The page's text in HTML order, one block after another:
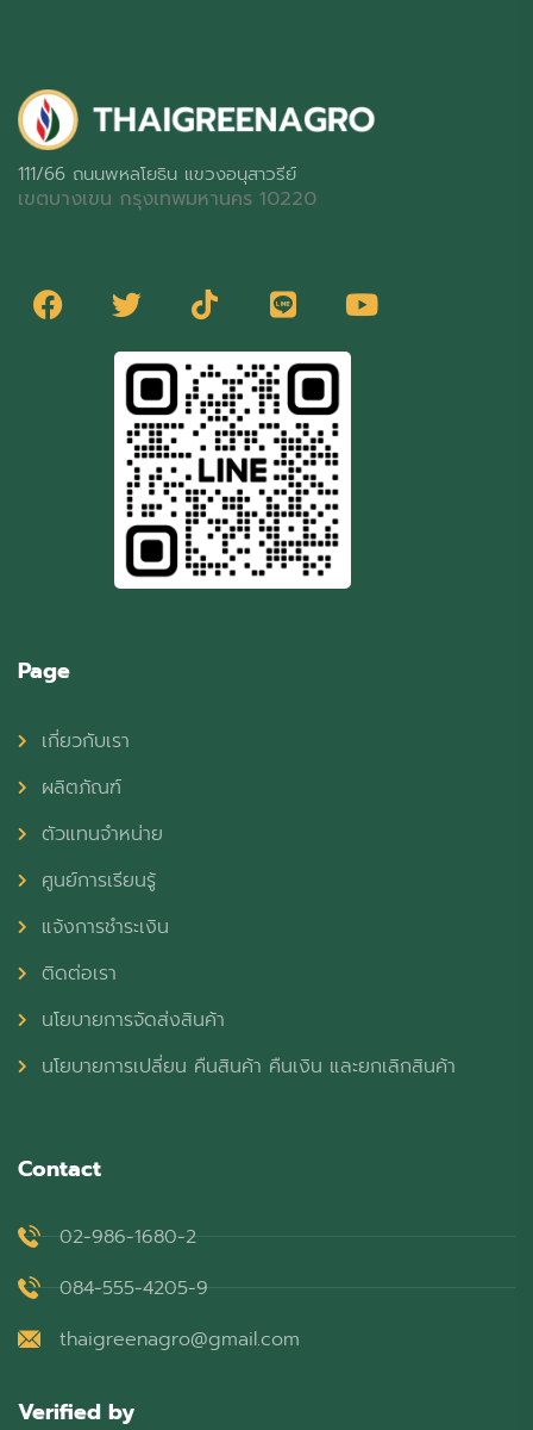
111/66 ถนนพหลโยธิน แขวงอนุสาวรีย์
เขตบางเขน กรุงเทพมหานคร 10220
Page
เกี่ยวกับเรา
ผลิตภัณฑ์
ตัวแทนจำหน่าย
ศูนย์การเรียนรู้
แจ้งการชำระเงิน
ติดต่อเรา
นโยบายการจัดส่งสินค้า
นโยบายการเปลี่ยน คืนสินค้า คืนเงิน และยกเลิกสินค้า
Contact
02-986-1680-2
084-555-4205-9
thaigreenagro@gmail.com
Verified by